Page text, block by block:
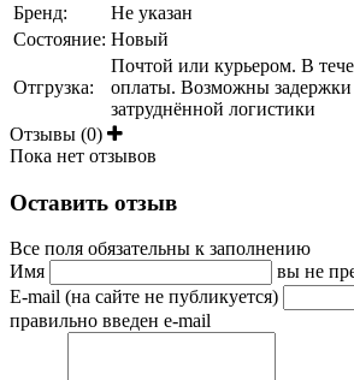
Бренд:
Не указан
Состояние: Новый
Отгрузка:
Почтой или курьером. В
оплаты. Возможны задержки
затруднённой логистики
Отзывы (0)
Пока нет отзывов
Оставить отзыв
Все поля обязательны к заполнению
Имя
вы не
E-mail (на сайте не публикуется)
правильно введен e-mail